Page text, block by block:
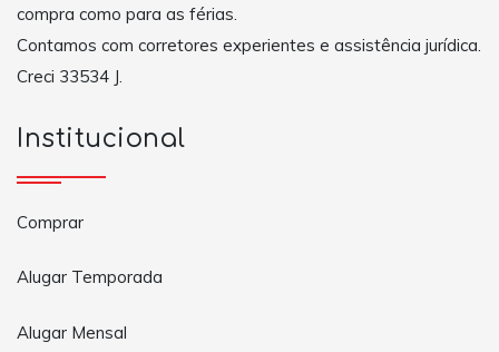
compra como para as férias.
Contamos com corretores experientes e assistência jurídica.
Creci 33534 J.
Institucional
Comprar
Alugar Temporada
Alugar Mensal